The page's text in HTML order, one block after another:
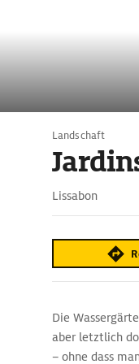
Landschaft
Lissabon
Die
aber letztlich
– ohne dass